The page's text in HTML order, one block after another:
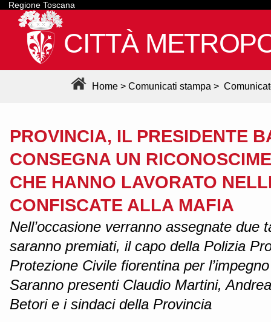
Regione Toscana
CITTÀ
Home > Comunicati stampa >
PROVINCIA, IL PRESIDENTE
CONSEGNA UN
CHE HANNO LAVORATO
CONFISCATE ALLA MAFIA
Nell’occasione verranno assegnate due
saranno premiati, il capo della Polizia
Protezione Civile fiorentina per
Saranno presenti Claudio Martini,
Betori e i sindaci della Provincia